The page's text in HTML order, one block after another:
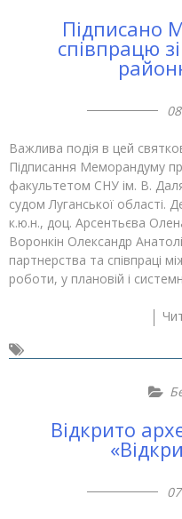
Підписано
співпрацю
Важлива подія в цей
Підписання Меморандуму
факультетом СНУ ім. В.
судом Луганської області.
к.ю.н., доц. Арсентьєва
Воронкін Олександр
партнерства та співпраці
роботи, у плановій і
Відкрито